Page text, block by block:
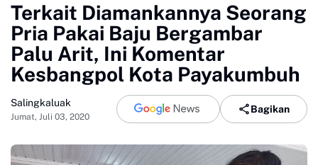
Terkait Diamankannya Seorang
Pria Pakai Baju Bergambar
Palu Arit, Ini Komentar
Kesbangpol Kota Payakumbuh
Salingkaluak
Jumat, Juli 03, 2020
Bagikan